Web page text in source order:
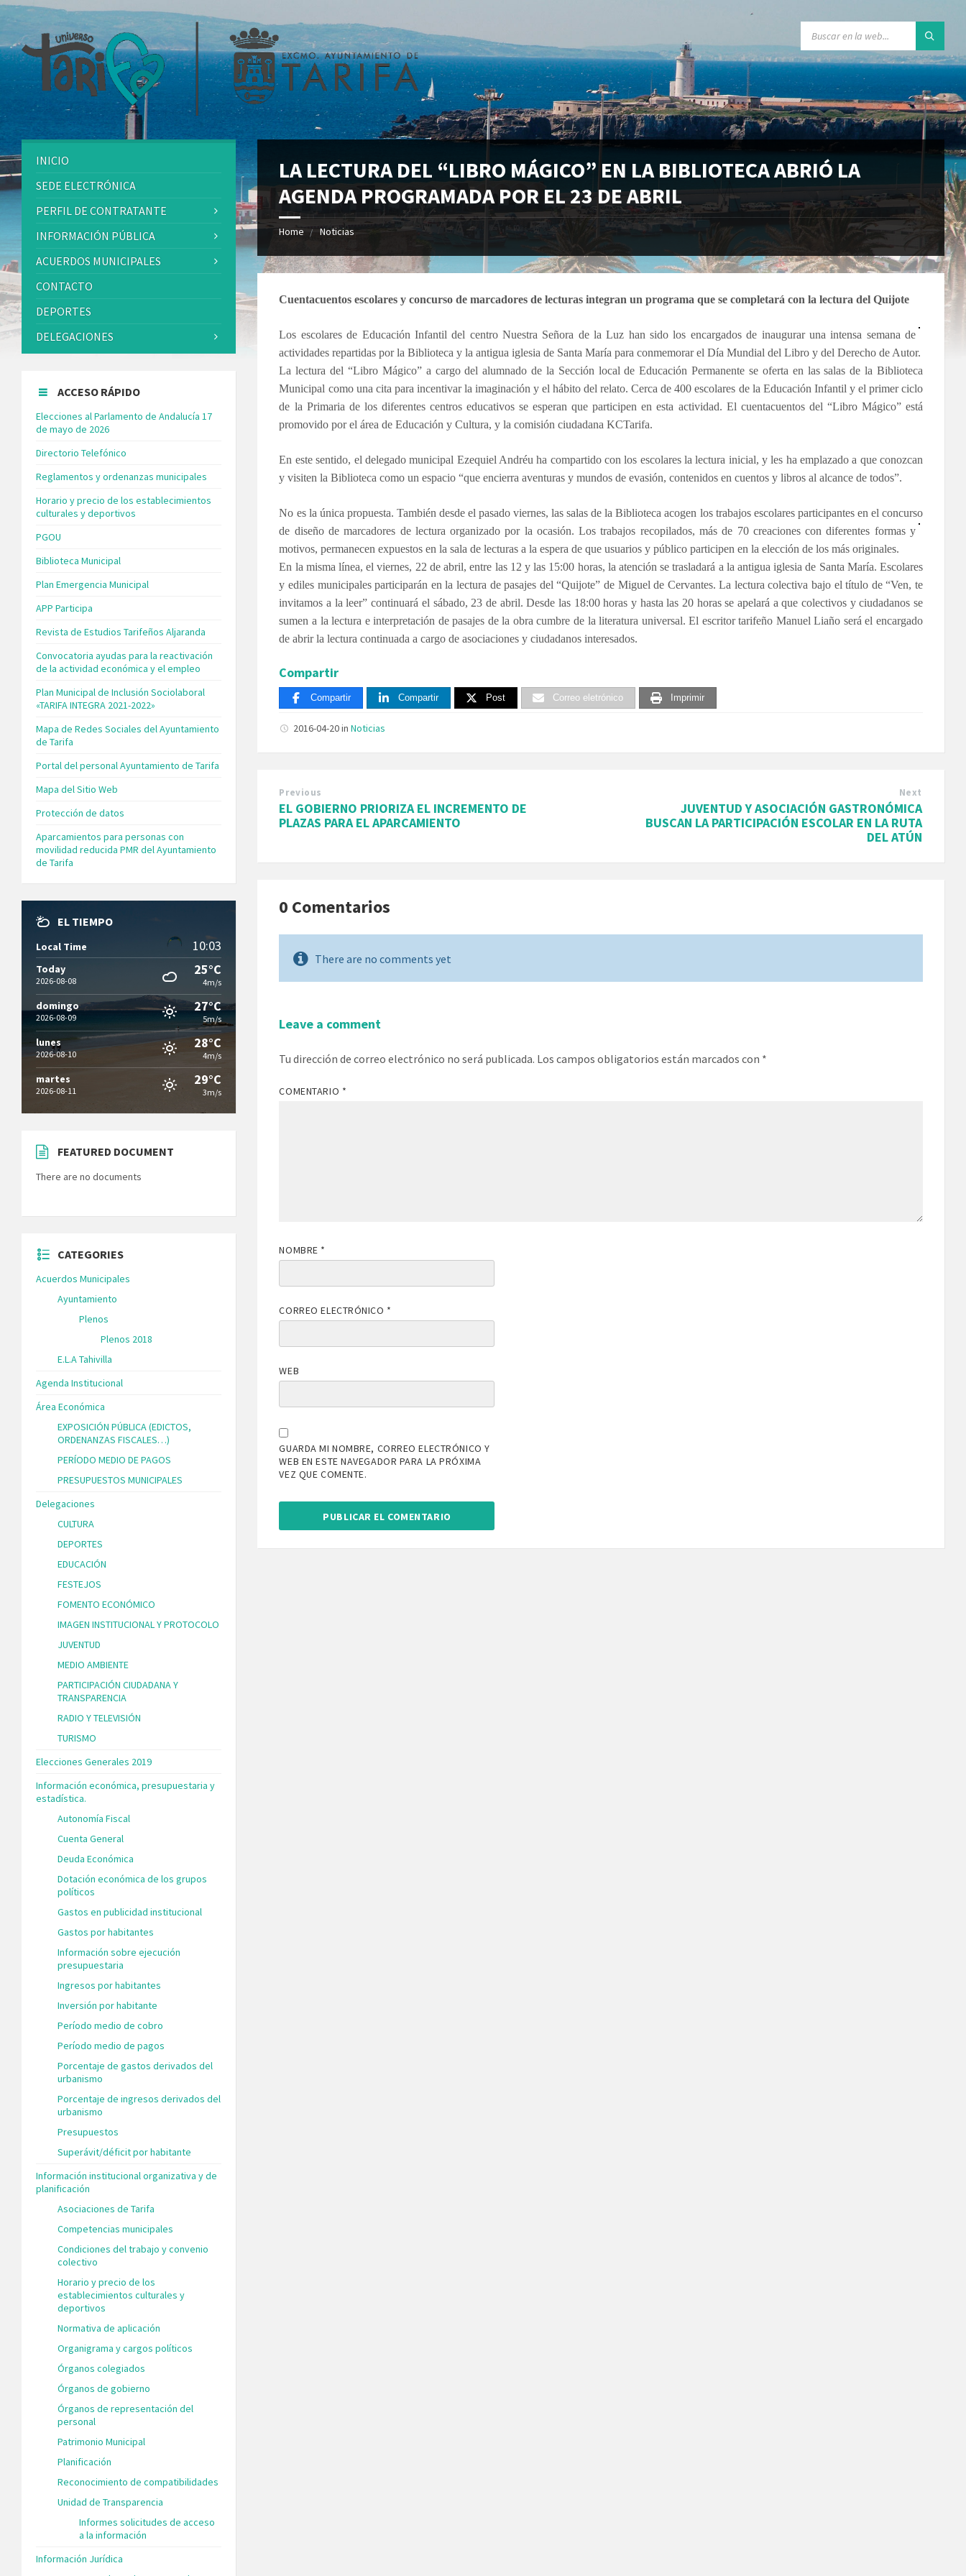
LA LECTURA DEL “LIBRO MÁGICO” EN LA BIBLIOTECA ABRIÓ LA
AGENDA PROGRAMADA POR EL 23 DE ABRIL
Home Noticias
Cuentacuentos escolares y concurso de marcadores de lecturas integran un programa que se completará con la lectura del Quijote
Los escolares de Educación Infantil del centro Nuestra Señora de la Luz han sido los encargados de inaugurar una intensa semana de
actividades repartidas por la Biblioteca y la antigua iglesia de Santa María para conmemorar el Día Mundial del Libro y del Derecho de Autor.
La lectura del “Libro Mágico” a cargo del alumnado de la Sección local de Educación Permanente se oferta en las salas de la Biblioteca
Municipal como una cita para incentivar la imaginación y el hábito del relato. Cerca de 400 escolares de la Educación Infantil y el primer ciclo
de la Primaria de los diferentes centros educativos se esperan que participen en esta actividad. El cuentacuentos del “Libro Mágico” está
promovido por el área de Educación y Cultura, y la comisión ciudadana KCTarifa.
En este sentido, el delegado municipal Ezequiel Andréu ha compartido con los escolares la lectura inicial, y les ha emplazado a que conozcan
y visiten la Biblioteca como un espacio “que encierra aventuras y mundos de evasión, contenidos en cuentos y libros al alcance de todos”.
No es la única propuesta. También desde el pasado viernes, las salas de la Biblioteca acogen los trabajos escolares participantes en el concurso
de diseño de marcadores de lectura organizado por la ocasión.Los trabajos recopilados, más de 70 creaciones con diferentes formas y
motivos, permanecen expuestos en la sala de lecturas a la espera de que usuarios y público participen en la elección de los más originales.
En la misma línea, el viernes, 22 de abril, entre las 12 y las 15:00 horas, la atención se trasladará a la antigua iglesia de Santa María. Escolares
y ediles municipales participarán en la lectura de pasajes del “Quijote” de Miguel de Cervantes. La lectura colectiva bajo el título de “Ven, te
invitamos a la leer” continuará el sábado, 23 de abril. Desde las 18:00 horas y hasta las 20 horas se apelará a que colectivos y ciudadanos se
sumen a la lectura e interpretación de pasajes de la obra cumbre de la literatura universal. El escritor tarifeño Manuel Liaño será el encargado
de abrir la lectura continuada a cargo de asociaciones y ciudadanos interesados.
Compartir
Compartir Compartir Post Correo eletrónico Imprimir
2016-04-20inNoticias
Previous
EL GOBIERNO PRIORIZA EL INCREMENTO DE
PLAZAS PARA EL APARCAMIENTO
Next
JUVENTUD Y ASOCIACIÓN GASTRONÓMICA
BUSCAN LA PARTICIPACIÓN ESCOLAR EN LA RUTA
DEL ATÚN
0 Comentarios
There are no comments yet
Leave a comment
Tu dirección de correo electrónico no será publicada. Los campos obligatorios están marcados con *
COMENTARIO *
NOMBRE *
CORREO ELECTRÓNICO *
WEB
GUARDA MI NOMBRE, CORREO ELECTRÓNICO Y
WEB EN ESTE NAVEGADOR PARA LA PRÓXIMA
VEZ QUE COMENTE.
INICIO
SEDE ELECTRÓNICA
PERFIL DE CONTRATANTE
INFORMACIÓN PÚBLICA
ACUERDOS MUNICIPALES
CONTACTO
DEPORTES
DELEGACIONES
ACCESO RÁPIDO
Elecciones al Parlamento de Andalucía 17
de mayo de 2026
Directorio Telefónico
Reglamentos y ordenanzas municipales
Horario y precio de los establecimientos
culturales y deportivos
PGOU
Biblioteca Municipal
Plan Emergencia Municipal
APP Participa
Revista de Estudios Tarifeños Aljaranda
Convocatoria ayudas para la reactivación
de la actividad económica y el empleo
Plan Municipal de Inclusión Sociolaboral
«TARIFA INTEGRA 2021-2022»
Mapa de Redes Sociales del Ayuntamiento
de Tarifa
Portal del personal Ayuntamiento de Tarifa
Mapa del Sitio Web
Protección de datos
Aparcamientos para personas con
movilidad reducida PMR del Ayuntamiento
de Tarifa
EL TIEMPO
Local Time 10:03
Today
2026-08-08
25°C
4m/s
domingo
2026-08-09
27°C
5m/s
lunes
2026-08-10
28°C
4m/s
martes
2026-08-11
29°C
3m/s
FEATURED DOCUMENT
There are no documents
CATEGORIES
Acuerdos Municipales
Ayuntamiento
Plenos
Plenos 2018
E.L.A Tahivilla
Agenda Institucional
Área Económica
EXPOSICIÓN PÚBLICA (EDICTOS,
ORDENANZAS FISCALES…)
PERÍODO MEDIO DE PAGOS
PRESUPUESTOS MUNICIPALES
Delegaciones
CULTURA
DEPORTES
EDUCACIÓN
FESTEJOS
FOMENTO ECONÓMICO
IMAGEN INSTITUCIONAL Y PROTOCOLO
JUVENTUD
MEDIO AMBIENTE
PARTICIPACIÓN CIUDADANA Y
TRANSPARENCIA
RADIO Y TELEVISIÓN
TURISMO
Elecciones Generales 2019
Información económica, presupuestaria y
estadística.
Autonomía Fiscal
Cuenta General
Deuda Económica
Dotación económica de los grupos
políticos
Gastos en publicidad institucional
Gastos por habitantes
Información sobre ejecución
presupuestaria
Ingresos por habitantes
Inversión por habitante
Período medio de cobro
Período medio de pagos
Porcentaje de gastos derivados del
urbanismo
Porcentaje de ingresos derivados del
urbanismo
Presupuestos
Superávit/déficit por habitante
Información institucional organizativa y de
planificación
Asociaciones de Tarifa
Competencias municipales
Condiciones del trabajo y convenio
colectivo
Horario y precio de los
establecimientos culturales y
deportivos
Normativa de aplicación
Organigrama y cargos políticos
Órganos colegiados
Órganos de gobierno
Órganos de representación del
personal
Patrimonio Municipal
Planificación
Reconocimiento de compatibilidades
Unidad de Transparencia
Informes solicitudes de acceso
a la información
Información Jurídica